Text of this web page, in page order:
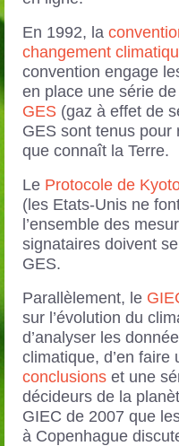
En 1992, la
changement
convention engage
en place une série
GES (gaz à effet de
GES sont tenus pour
que connaît la Terre.
Le Protocole de
(les Etats-Unis ne
l’ensemble des
signataires doivent
GES.
Parallèlement, le
sur l’évolution du
d’analyser les
climatique, d’en
conclusions et une
décideurs de la
GIEC de 2007 que
à Copenhague